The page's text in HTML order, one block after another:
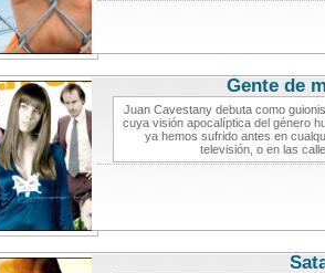
Gente de
Juan Cavestany debuta como
cuya visión apocalíptica del género
ya hemos sufrido antes en
televisión, o en las